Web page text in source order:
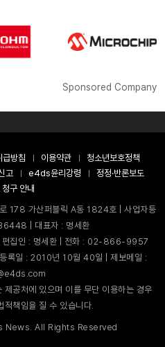
Sponsored Company
급방침 이용약관
청소년보호정책
고 e4ds윤리강령
정정·반론보도
청구 안내
178 가산퍼블릭 A동 1824호 | 사업자등
| 대표자 : 명세환
, 편집인 : 명세환 | 전화 : 02-866-9957
록일 : 2010년 10월 40일 | 제보메일 :
공처에 있으며 이를 무단 이용하는 경우
적책임을 질 수 있습니다.
News. All Rights Reserved